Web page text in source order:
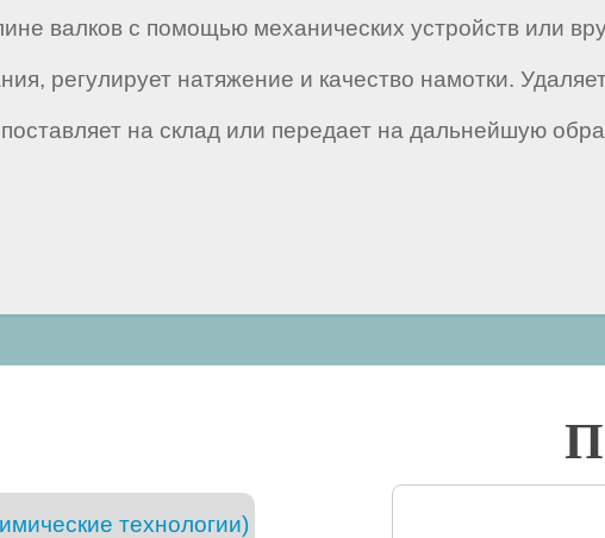
валков с помощью механических устройств или
регулирует натяжение и качество намотки.
на склад или передает на дальнейшую
технологии)